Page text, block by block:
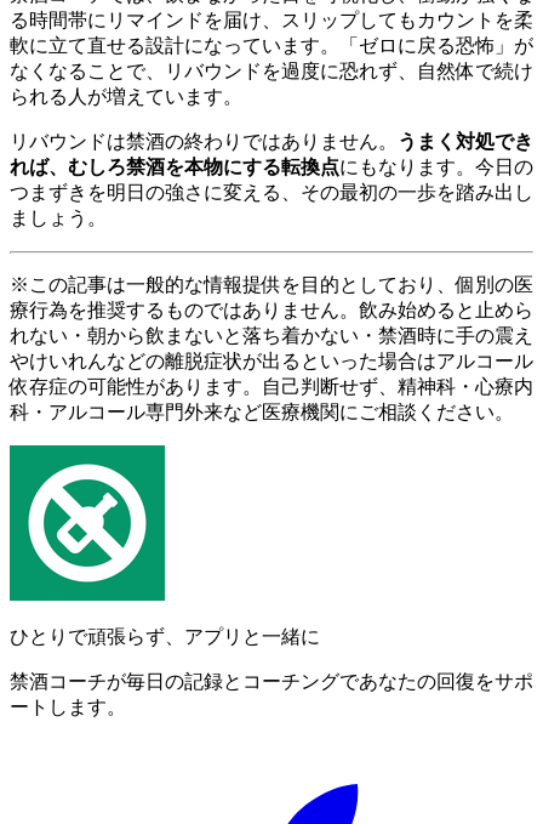
る時間帯にリマインドを届け、スリップしてもカウントを柔
軟に立て直せる設計になっています。「ゼロに戻る恐怖」が
なくなることで、リバウンドを過度に恐れず、自然体で続け
られる人が増えています。
リバウンドは禁酒の終わりではありません。
うまく対処でき
れば、むしろ禁酒を本物にする転換点にもなります。今日の
つまずきを明日の強さに変える、その最初の一歩を踏み出し
ましょう。
※この記事は一般的な情報提供を目的としており、個別の医
療行為を推奨するものではありません。飲み始めると止めら
れない・朝から飲まないと落ち着かない・禁酒時に手の震え
やけいれんなどの離脱症状が出るといった場合はアルコール
依存症の可能性があります。自己判断せず、精神科・心療内
科・アルコール専門外来など医療機関にご相談ください。
ひとりで頑張らず、アプリと一緒に
禁酒コーチが毎日の記録とコーチングであなたの回復をサポ
ートします。